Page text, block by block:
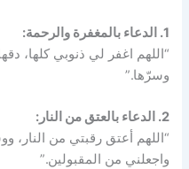
1. الدعاء بالمغفرة والرحمة:
“اللهم اغفر لي ذنوبي كلها،
وسرّها.”
2. الدعاء بالعتق من النار:
“اللهم أعتق رقبتي من
واجعلني من المقبولين.”